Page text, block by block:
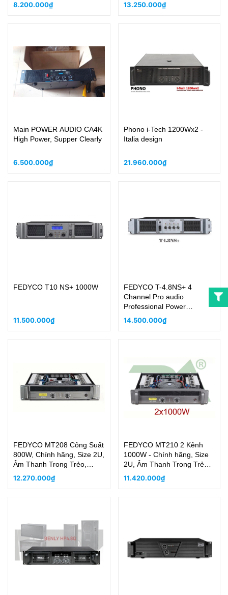
8.200.000₫ 13.250.000₫
Main POWER AUDIO CA4K
High Power, Supper Clearly
6.500.000₫
Phono i-Tech 1200Wx2 -
Italia design
21.960.000₫
FEDYCO T10 NS+ 1000W
11.500.000₫
FEDYCO T-4.8NS+ 4
Channel Pro audio
Professional Power
Amplifier for Stage Music
14.500.000₫
FEDYCO MT208 Công Suất
800W, Chính hãng, Size 2U,
Âm Thanh Trong Trẻo,
Mạnh
12.270.000₫
FEDYCO MT210 2 Kênh
1000W - Chính hãng, Size
2U, Âm Thanh Trong Trẻo,
Mạnh
11.420.000₫